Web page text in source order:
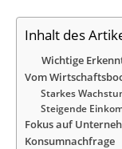
Inhalt des
Wichtige
Vom
Starkes
Steigende
Fokus auf
Konsumnachfrage